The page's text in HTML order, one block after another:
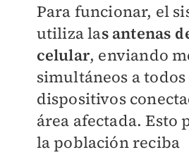
Para funcionar, el
utiliza las antenas
celular, enviando
simultáneos a
dispositivos
área afectada. Esto
la población reciba